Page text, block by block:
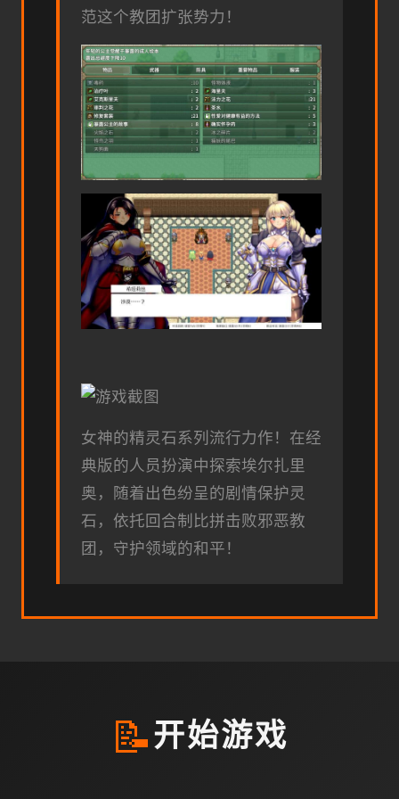
范这个教团扩张势力！
女神的精灵石系列流行力作！在经
典版的人员扮演中探索埃尔扎里
奥，随着出色纷呈的剧情保护灵
石，依托回合制比拼击败邪恶教
团，守护领域的和平！
📝开始游戏